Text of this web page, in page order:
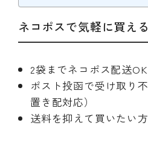
ネコポスで気軽に買え
2袋までネコポス配送OK
ポスト投函で受け取り
置き配対応）
送料を抑えて買いたい